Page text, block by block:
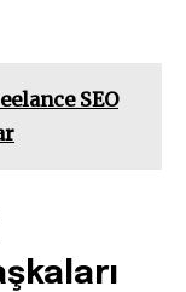
SEO